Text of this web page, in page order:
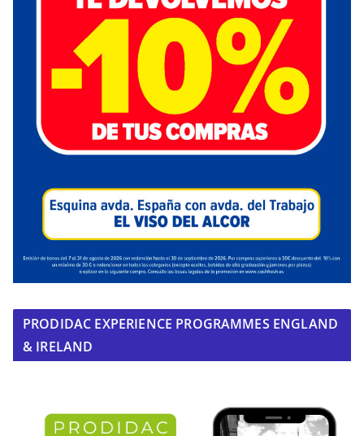
PRODIDAC EXPERIENCE PROGRAMMES ENGLAND
& IRELAND